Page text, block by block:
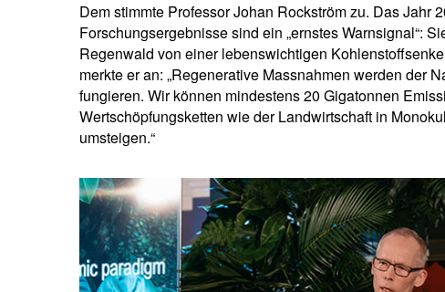
Dem stimmte Professor Johan Rockström zu. Das Jahr
Forschungsergebnisse sind ein „ernstes Warnsignal“:
Regenwald von einer lebenswichtigen
merkte er an: „Regenerative Massnahmen werden der
fungieren. Wir können mindestens 20 Gigatonnen
Wertschöpfungsketten wie der Landwirtschaft in
umsteigen.“